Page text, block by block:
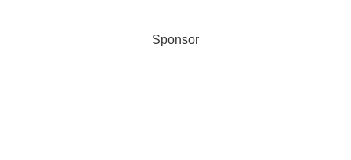
Sponsor